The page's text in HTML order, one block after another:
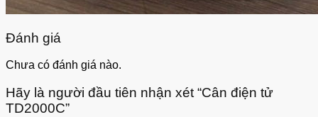
Đánh giá
Chưa có đánh giá nào.
Hãy là người đầu tiên nhận xét “Cân điện tử
TD2000C”